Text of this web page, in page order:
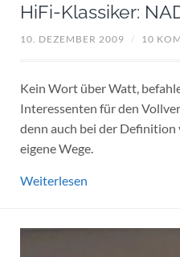
HiFi-Klassiker:
10. DEZEMBER 2009 / 10
Kein Wort über Watt,
Interessenten für den
denn auch bei der
eigene Wege.
Weiterlesen